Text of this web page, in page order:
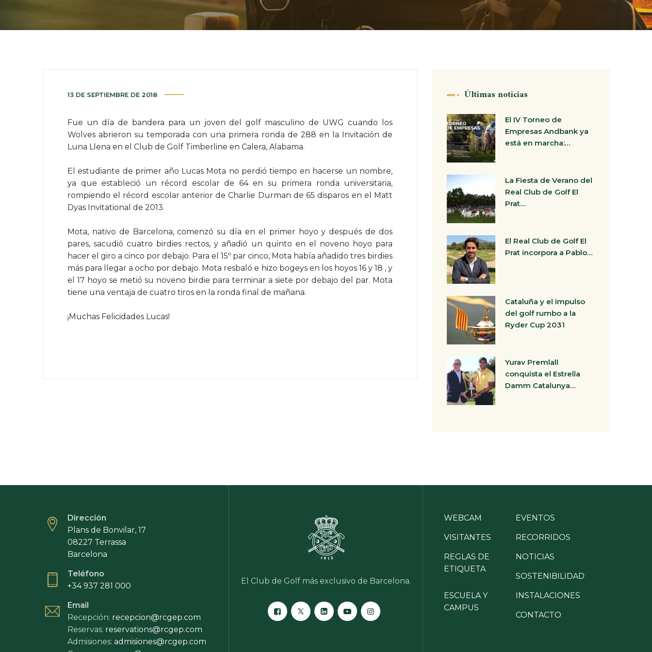
13 DE SEPTIEMBRE DE 2018
Fue un día de bandera para un joven del golf masculino de UWG cuando los
Wolves abrieron su temporada con una primera ronda de 288 en la Invitación de
Luna Llena en el Club de Golf Timberline en Calera, Alabama.
El estudiante de primer año Lucas Mota no perdió tiempo en hacerse un nombre,
ya que estableció un récord escolar de 64 en su primera ronda universitaria,
rompiendo el récord escolar anterior de Charlie Durman de 65 disparos en el Matt
Dyas Invitational de 2013.
Mota, nativo de Barcelona, comenzó su día en el primer hoyo y después de dos
pares, sacudió cuatro birdies rectos, y añadió un quinto en el noveno hoyo para
hacer el giro a cinco por debajo. Para el 15º par cinco, Mota había añadido tres birdies
más para llegar a ocho por debajo. Mota resbaló e hizo bogeys en los hoyos 16 y 18 , y
el 17 hoyo se metió su noveno birdie para terminar a siete por debajo del par. Mota
tiene una ventaja de cuatro tiros en la ronda final de mañana.
¡Muchas Felicidades Lucas!
Últimas noticias
El IV Torneo de
Empresas Andbank ya
está en marcha:…
La Fiesta de Verano del
Real Club de Golf El
Prat…
El Real Club de Golf El
Prat incorpora a Pablo…
Cataluña y el impulso
del golf rumbo a la
Ryder Cup 2031
Yurav Premlall
conquista el Estrella
Damm Catalunya…
Dirección
Plans de Bonvilar, 17
08227 Terrassa
Barcelona
Teléfono
+34 937 281 000
Email
Recepción: recepcion@rcgep.com
Reservas: reservations@rcgep.com
Admisiones: admisiones@rcgep.com
El Club de Golf más exclusivo de Barcelona.
WEBCAM EVENTOS
VISITANTES RECORRIDOS
REGLAS DE
ETIQUETA
NOTICIAS
SOSTENIBILIDAD
ESCUELA Y
CAMPUS
INSTALACIONES
CONTACTO